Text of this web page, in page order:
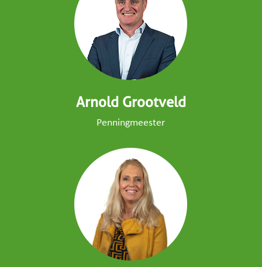
Arnold Grootveld
Penningmeester